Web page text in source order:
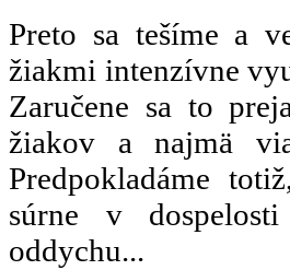
Preto sa tešíme a
žiakmi intenzívne
Zaručene sa to
žiakov a najmä
Predpokladáme
súrne v
oddychu...